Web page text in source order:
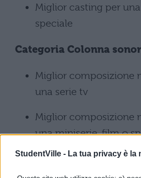
StudentVille - La tua privacy è la
Miglior casting per
speciale
Categoria Colonna
Miglior composizione
una serie tv
Miglior composizione
una miniserie, film o
Miglior direzione